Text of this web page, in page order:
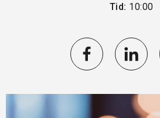
Tid: 10:00